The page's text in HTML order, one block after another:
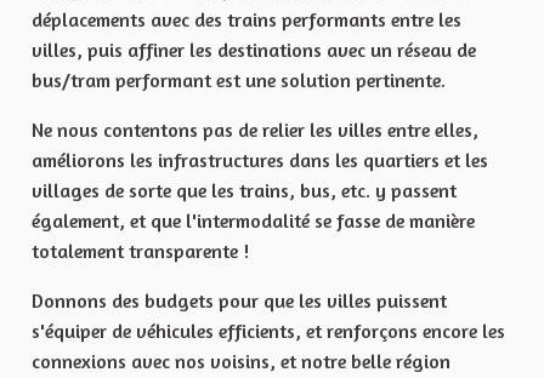
déplacements avec des trains performants entre les
villes, puis affiner les destinations avec un réseau de
bus/tram performant est une solution pertinente.
Ne nous contentons pas de relier les villes entre elles,
améliorons les infrastructures dans les quartiers et les
villages de sorte que les trains, bus, etc. y passent
également, et que l'intermodalité se fasse de manière
totalement transparente !
Donnons des budgets pour que les villes puissent
s'équiper de véhicules efficients, et renforçons encore les
connexions avec nos voisins, et notre belle région